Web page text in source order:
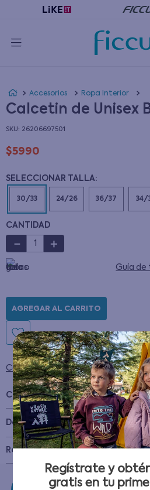
Accesorios Ropa Interior
Calcetin de Unisex
: 26206697501
$5990
30/33 24/26 36/37 34/
CANTIDAD
＋
－
Guía de
AGREGAR AL CARRITO
Condiciones para cambios y
Características
Detalles del Producto
Recomendaciones de cuidado
Regístrate y
gratis en tu